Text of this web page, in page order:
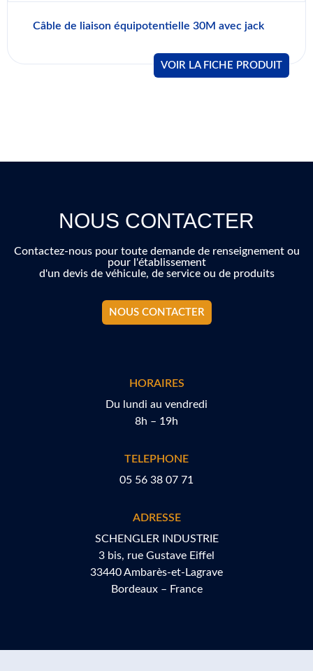
Câble de liaison équipotentielle 30M avec jack
VOIR LA FICHE PRODUIT
NOUS CONTACTER
Contactez-nous pour toute demande de renseignement ou
pour l'établissement
d'un devis de véhicule, de service ou de produits
NOUS CONTACTER
HORAIRES
Du lundi au vendredi
8h – 19h
TELEPHONE
05 56 38 07 71
ADRESSE
SCHENGLER INDUSTRIE
3 bis, rue Gustave Eiffel
33440 Ambarès-et-Lagrave
Bordeaux – France